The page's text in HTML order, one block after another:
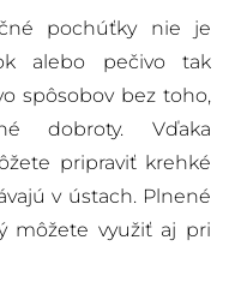
pochúťky nie je
alebo pečivo tak
spôsobov bez toho,
dobroty. Vďaka
pripraviť krehké
v ústach. Plnené
môžete využiť aj pri